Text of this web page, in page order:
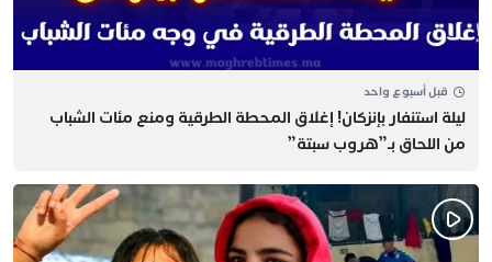
قبل أسبوع واحد
​ليلة استنفار بإنزكان! إغلاق المحطة الطرقية ومنع مئات الشباب
من اللحاق بـ”هروب سبتة”